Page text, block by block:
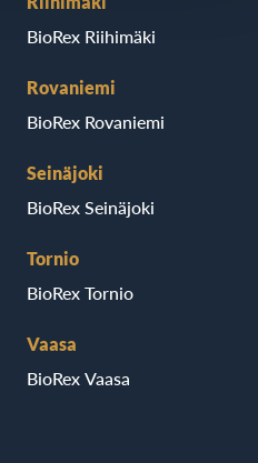
BioRex Riihimäki
Rovaniemi
BioRex Rovaniemi
Seinäjoki
BioRex Seinäjoki
Tornio
BioRex Tornio
Vaasa
BioRex Vaasa